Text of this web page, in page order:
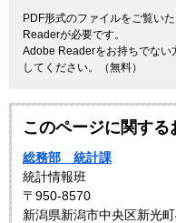
PDF形式のファイルをご覧い
Readerが必要です。
Adobe Readerをお持ちでない
してください。（無料）
このページに関する
総務部 統計課
統計情報班
〒950-8570
新潟県新潟市中央区新光